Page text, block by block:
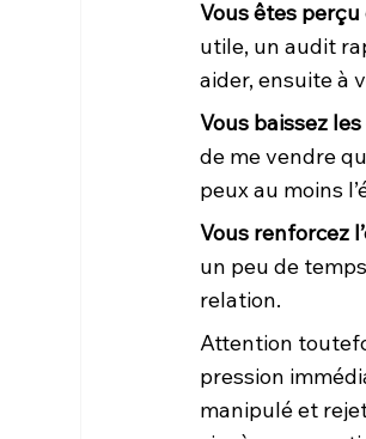
Vous êtes
utile, un audit
aider, ensuite à
Vous baissez
de me vendre
peux au moins
Vous renforcez
un peu de
relation.
Attention
pression
manipulé et